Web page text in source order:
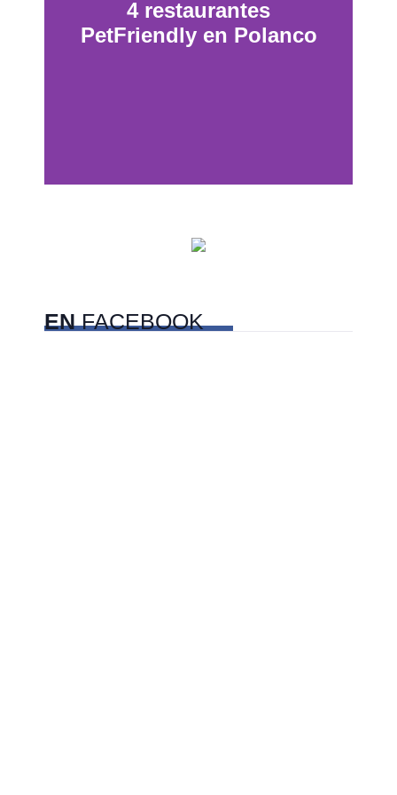
4 restaurantes
PetFriendly en Polanco
Sonora
ENFACEBOOK